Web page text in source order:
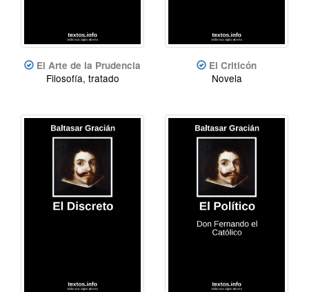
El Arte de la Prudencia
Filosofía, tratado
El Criticón
Novela